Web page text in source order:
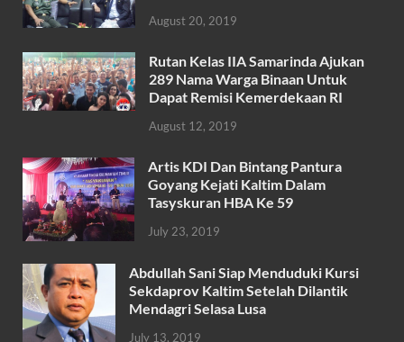
b
o
o
k
er s
A
p
p
e
August 20, 2019
Rutan Kelas IIA Samarinda Ajukan
289 Nama Warga Binaan Untuk
Dapat Remisi Kemerdekaan RI
August 12, 2019
Artis KDI Dan Bintang Pantura
Goyang Kejati Kaltim Dalam
Tasyskuran HBA Ke 59
July 23, 2019
Abdullah Sani Siap Menduduki Kursi
Sekdaprov Kaltim Setelah Dilantik
Mendagri Selasa Lusa
July 13, 2019